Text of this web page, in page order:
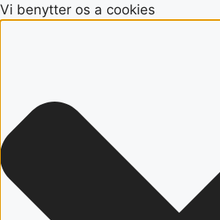
Vi benytter os a cookies